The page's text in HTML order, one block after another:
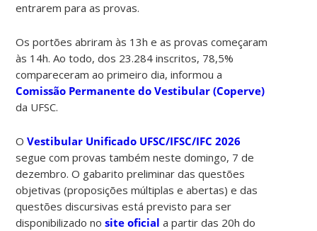
entrarem para as provas.
Os portões abriram às 13h e as provas começaram
às 14h. Ao todo, dos 23.284 inscritos, 78,5%
compareceram ao primeiro dia, informou a
Comissão Permanente do Vestibular (Coperve)
da UFSC.
OVestibular Unificado UFSC/IFSC/IFC 2026
segue com provas também neste domingo, 7 de
dezembro. O gabarito preliminar das questões
objetivas (proposições múltiplas e abertas) e das
questões discursivas está previsto para ser
disponibilizado nosite oficial a partir das 20h do